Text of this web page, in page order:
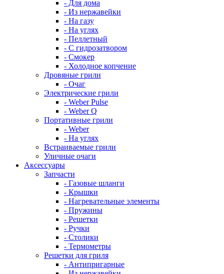
- Для дома
- Из нержавейки
- На газу
- На углях
- Пеллетный
- С гидрозатвором
- Смокер
- Холодное копчение
Дровяные грили
- Очаг
Электрические грили
- Weber Pulse
- Weber Q
Портативные грили
- Weber
- На углях
Встраиваемые грили
Уличные очаги
Аксессуары
Запчасти
- Газовые шланги
- Крышки
- Нагревательные элементы
- Пружины
- Решетки
- Ручки
- Столики
- Термометры
Решетки для гриля
- Антипригарные